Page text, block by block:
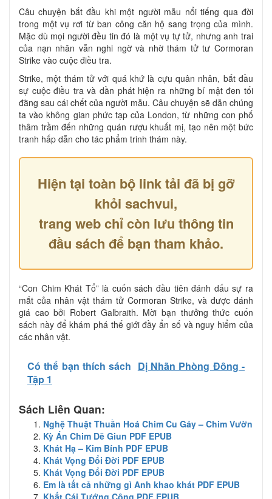
Câu chuyện bắt đầu khi một người mẫu nổi tiếng qua đời
trong một vụ rơi từ ban công căn hộ sang trọng của mình.
Mặc dù mọi người đều tin đó là một vụ tự tử, nhưng anh trai
của nạn nhân vẫn nghi ngờ và nhờ thám tử tư Cormoran
Strike vào cuộc điều tra.
Strike, một thám tử với quá khứ là cựu quân nhân, bắt đầu
sự cuộc điều tra và dần phát hiện ra những bí mật đen tối
đằng sau cái chết của người mẫu. Câu chuyện sẽ dẫn chúng
ta vào không gian phức tạp của London, từ những con phố
thâm trầm đến những quán rượu khuất mị, tạo nên một bức
tranh hấp dẫn cho tác phẩm trinh thám này.
Hiện tại toàn bộ link tải đã bị gỡ
khỏi sachvui,
trang web chỉ còn lưu thông tin
đầu sách để bạn tham khảo.
“Con Chim Khát Tổ” là cuốn sách đầu tiên đánh dấu sự ra
mắt của nhân vật thám tử Cormoran Strike, và được đánh
giá cao bởi Robert Galbraith. Mời bạn thưởng thức cuốn
sách này để khám phá thế giới đầy ẩn số và nguy hiểm của
các nhân vật.
Có thể bạn thích sách Dị Nhãn Phòng Đông -
Tập 1
Sách Liên Quan:
Nghệ Thuật Thuần Hoá Chim Cu Gáy – Chim Vườn
Kỳ Án Chim Dẽ Giun PDF EPUB
Khát Hạ – Kim Bính PDF EPUB
Khát Vọng Đổi Đời PDF EPUB
Khát Vọng Đổi Đời PDF EPUB
Em là tất cả những gì Anh khao khát PDF EPUB
Khất Cái Tướng Công PDF EPUB